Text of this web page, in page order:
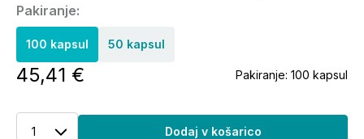
Pakiranje:
100 kapsul 50 kapsul
45,41 € Pakiranje: 100 kapsul
1 Dodaj v košarico